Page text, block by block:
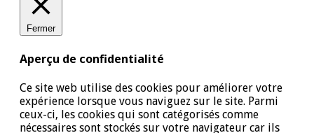
Fermer
Aperçu de confidentialité
Ce site web utilise des cookies pour améliorer votre
expérience lorsque vous naviguez sur le site. Parmi
ceux-ci, les cookies qui sont catégorisés comme
nécessaires sont stockés sur votre navigateur car ils